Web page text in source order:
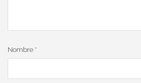
Nombre *